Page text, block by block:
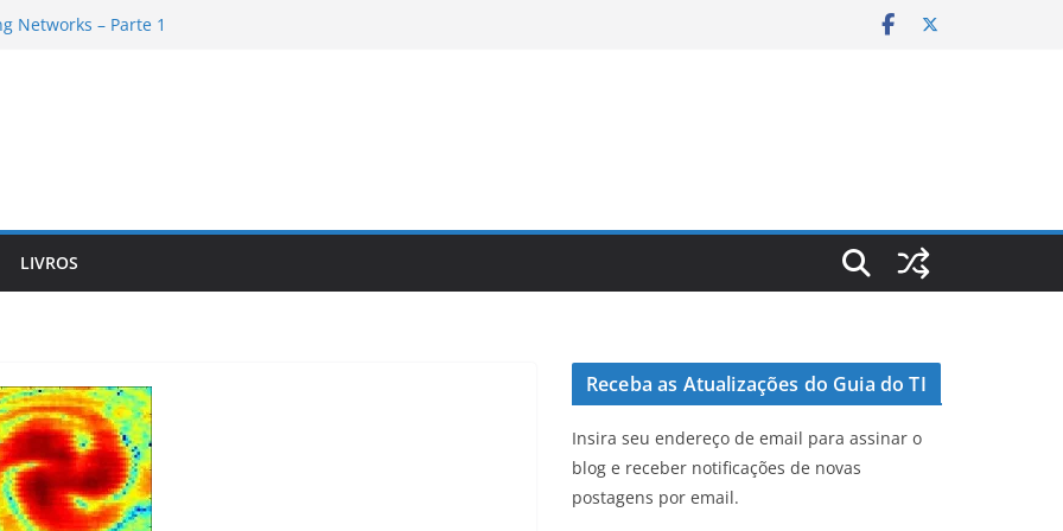
Networks – Parte 1
LIVROS
Receba as Atualizações do Guia do TI
Insira seu endereço de email para assinar o
blog e receber notificações de novas
postagens por email.